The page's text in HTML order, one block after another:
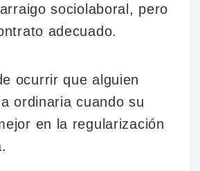
sociolaboral, pero
adecuado.
ocurrir que alguien
ordinaria cuando su
en la regularización